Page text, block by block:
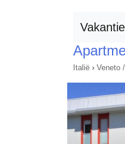
Italië › Veneto